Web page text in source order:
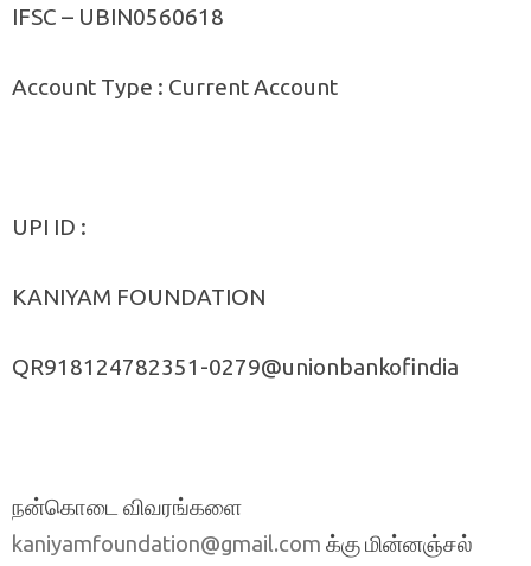
IFSC – UBIN0560618
Account Type : Current Account
UPI ID :
KANIYAM FOUNDATION
QR918124782351-0279@unionbankofindia
நன்கொடை விவரங்களை
kaniyamfoundation@gmail.com க்கு மின்னஞ்சல்